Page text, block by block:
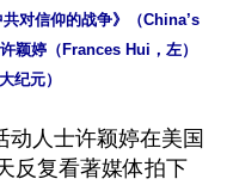
对信仰的战争》（China’s
颖婷（Frances Hui，左）
纪元）
动人士许颖婷在美国
反复看著媒体拍下